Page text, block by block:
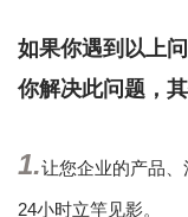
如果你遇到以上
你解决此问题，
1.让您企业的产品、
24小时立竿见影。